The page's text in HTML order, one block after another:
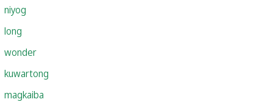
niyog
long
wonder
kuwartong
magkaiba